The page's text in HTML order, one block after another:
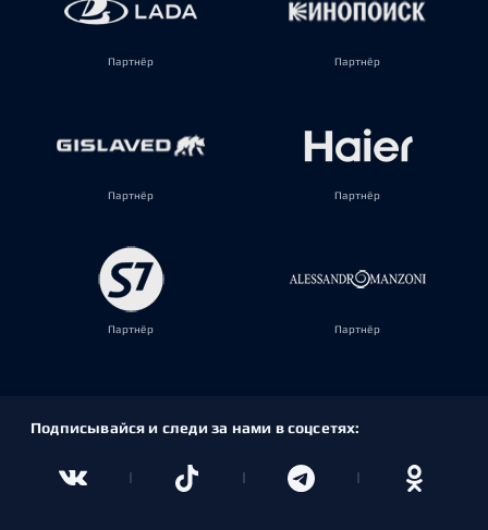
Партнёр Партнёр
Партнёр Партнёр
Партнёр Партнёр
Подписывайся и следи за нами в соцсетях: